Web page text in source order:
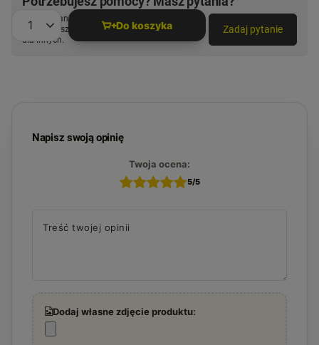
Ilość produktów Do koszyka
Zadaj pytanie a my odpowiemy niezwłocznie,
najciekawsze pytania i odpowiedzi publikując
dla innych.
Zadaj pytanie
Napisz swoją opinię
Twoja ocena:
5/5
Treść twojej opinii
Dodaj własne zdjęcie produktu: